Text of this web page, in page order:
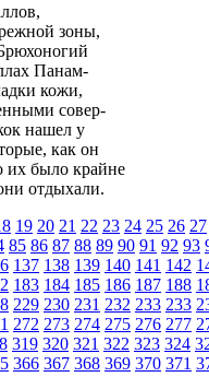
зоны,
Панам-
кожи,
совер-
нашел у
как он
их было крайне
отдыхали.
19 20 21 22 23 24 25 26 27
85 86 87 88 89 90 91 92 93
137 138 139 140 141 142
183 184 185 186 187 188
229 230 231 232 233 233
272 273 274 275 276 277
319 320 321 322 323 324
366 367 368 369 370 371